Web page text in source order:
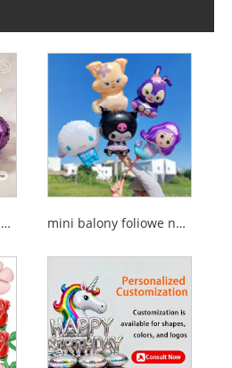
18-calowe okrągłe balony foliowe mylarowe mini balony foliowe na sztyftach